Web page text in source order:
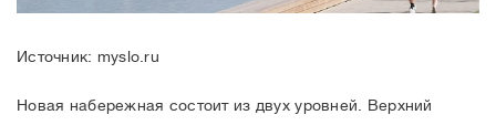
Источник: myslo.ru
Новая набережная состоит из двух уровней. Верхний